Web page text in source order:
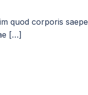
quod corporis saepe
[…]